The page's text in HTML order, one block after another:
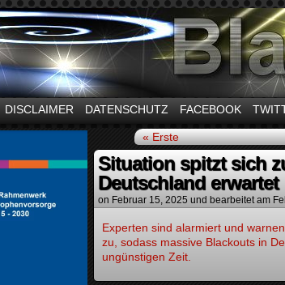
News und Infos zum Thema Stromausfall
DISCLAIMER DATENSCHUTZ FACEBOOK
« Erste
Situation spitzt sich
Deutschland erwartet
on Februar 15, 2025 und bearbeitet am
Experten sind alarmiert und
zu, sodass massive Blackouts in
ungünstigen Zeit.